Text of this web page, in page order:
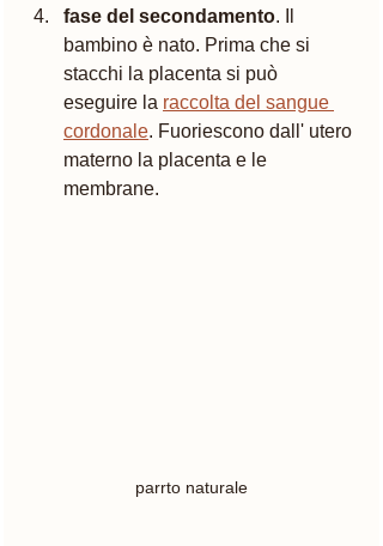
fase del secondamento. Il
bambino è nato. Prima che si
stacchi la placenta si può
eseguire la raccolta del sangue
cordonale. Fuoriescono dall' utero
materno la placenta e le
membrane.
parrto naturale